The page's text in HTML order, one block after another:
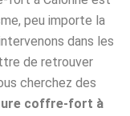
peu importe la
dans les
de retrouver
cherchez des
coffre-fort à